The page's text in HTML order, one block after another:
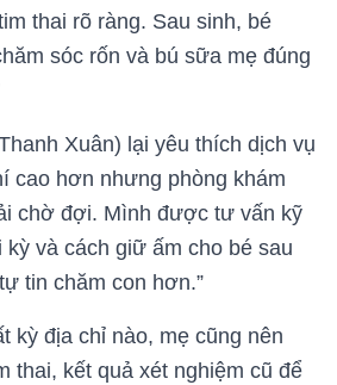
thai rõ ràng. Sau sinh, bé
sóc rốn và bú sữa mẹ đúng
Xuân) lại yêu thích dịch vụ
cao hơn nhưng phòng khám
chờ đợi. Mình được tư vấn kỹ
và cách giữ ấm cho bé sau
tin chăm con hơn.”
kỳ địa chỉ nào, mẹ cũng nên
thai, kết quả xét nghiệm cũ để